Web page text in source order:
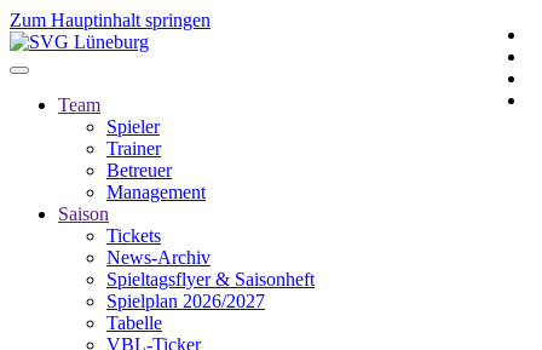
Zum Hauptinhalt springen
Team
Spieler
Trainer
Betreuer
Management
Saison
Tickets
News-Archiv
Spieltagsflyer & Saisonheft
Spielplan 2026/2027
Tabelle
VBL-Ticker